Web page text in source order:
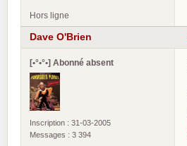
Hors ligne
Dave O'Brien
[•°•°•] Abonné absent
Inscription : 31-03-2005
Messages : 3 394